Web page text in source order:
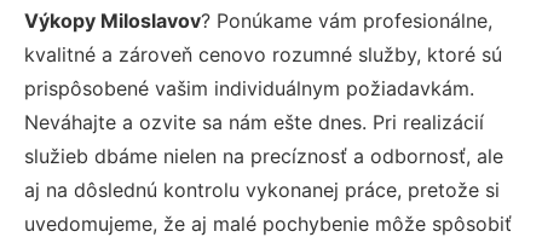
Výkopy Miloslavov? Ponúkame vám profesionálne,
kvalitné a zároveň cenovo rozumné služby, ktoré sú
prispôsobené vašim individuálnym požiadavkám.
Neváhajte a ozvite sa nám ešte dnes. Pri realizácií
služieb dbáme nielen na precíznosť a odbornosť, ale
aj na dôslednú kontrolu vykonanej práce, pretože si
uvedomujeme, že aj malé pochybenie môže spôsobiť